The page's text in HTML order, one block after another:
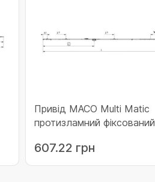
Привід МАСО Multi Matic
протизламний фіксований
цапфою 1591-1700
(207303)
607.22 грн